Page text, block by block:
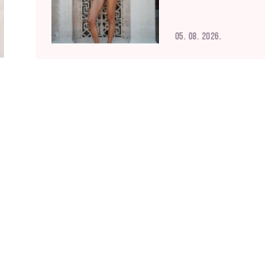
05. 08. 2026.